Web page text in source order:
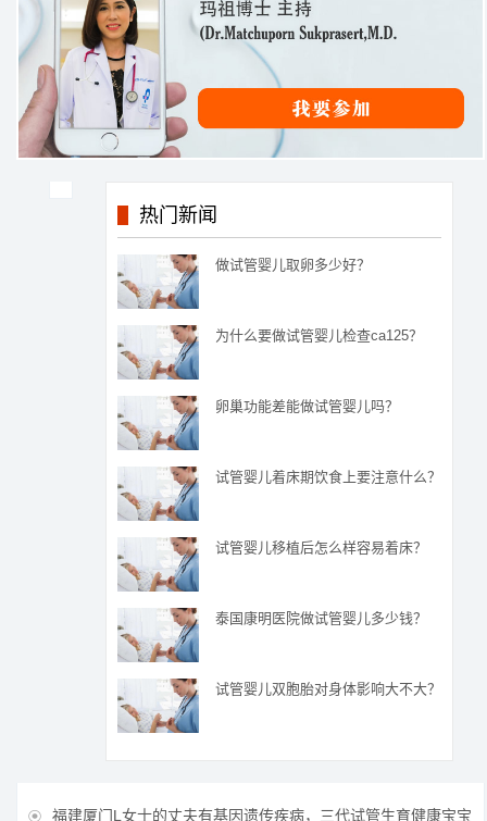
热门新闻
做试管婴儿取卵多少好？
为什么要做试管婴儿检查ca125？
卵巢功能差能做试管婴儿吗？
试管婴儿着床期饮食上要注意什么？
试管婴儿移植后怎么样容易着床？
泰国康明医院做试管婴儿多少钱？
试管婴儿双胞胎对身体影响大不大？
 福建厦门L女士的丈夫有基因遗传疾病，三代试管生育健康宝宝